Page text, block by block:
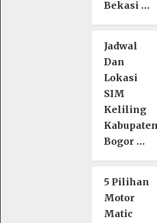
Bekasi …
Jadwal
Dan
Lokasi
SIM
Keliling
Kabupaten
Bogor …
5 Pilihan
Motor
Matic